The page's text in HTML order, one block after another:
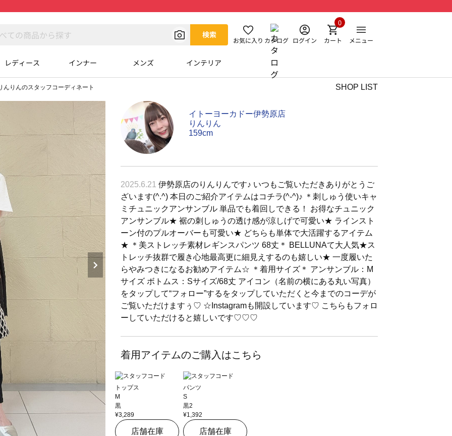
検索
お気に入り カタログ ログイン カート
0
メニュー
レディース インナー メンズ インテリア
んりんのスタッフコーディネート SHOP LIST
イトーヨーカドー伊勢原店
りんりん
159cm
2025.6.21 伊勢原店のりんりんです♪ いつもご覧いただきありがとうご
ざいます(^.^) 本日のご紹介アイテムはコチラ(^-^)♪ ＊刺しゅう使いキャ
ミチュニックアンサンブル 単品でも着回しできる！ お得なチュニック
アンサンブル★ 裾の刺しゅうの透け感が涼しげで可愛い★ ラインスト
ーン付のプルオーバーも可愛い★ どちらも単体で大活躍するアイテム
★ ＊美ストレッチ素材レギンスパンツ 68丈＊ BELLUNAて大人気★ス
トレッチ抜群で履き心地最高更に細見えするのも嬉しい★ 一度履いた
らやみつきになるお勧めアイテム☆ ＊着用サイズ＊ アンサンブル：M
サイズ ボトムス：Sサイズ/68丈 アイコン（名前の横にある丸い写真）
をタップして“フォロー”するをタップしていただくと今までのコーデが
ご覧いただけますぅ♡ ☆Instagramも開設しています♡ こちらもフォロ
ーしていただけると嬉しいです♡♡♡
着用アイテムのご購入はこちら
トップス
M
黒
¥3,289
店舗在庫
パンツ
S
黒2
¥1,392
店舗在庫